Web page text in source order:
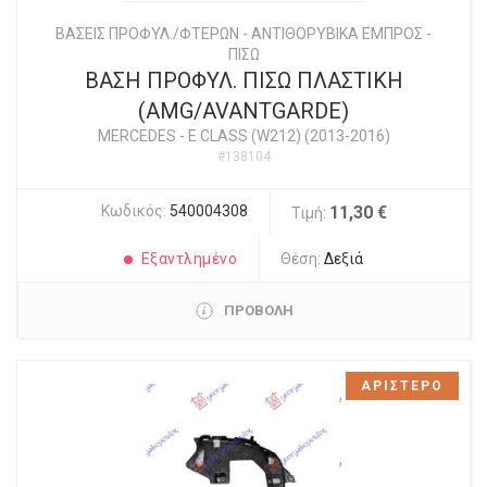
ΒΑΣΕΙΣ ΠΡΟΦΥΛ./ΦΤΕΡΩΝ - ΑΝΤΙΘΟΡΥΒΙΚΑ ΕΜΠΡΟΣ -
ΠΙΣΩ
ΒΑΣΗ ΠΡΟΦΥΛ. ΠΙΣΩ ΠΛΑΣΤΙΚΗ
(AMG/AVANTGARDE)
MERCEDES - E CLASS (W212) (2013-2016)
#138104
Κωδικός: 540004308 Τιμή: 11,30 €
Εξαντλημένο Θέση:Δεξιά
ΠΡΟΒΟΛΗ
ΑΡΙΣΤΕΡΟ